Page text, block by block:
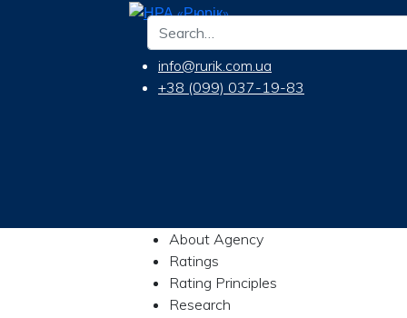
info@rurik.com.ua
+38 (099) 037-19-83
About Agency
Ratings
Rating Principles
Research